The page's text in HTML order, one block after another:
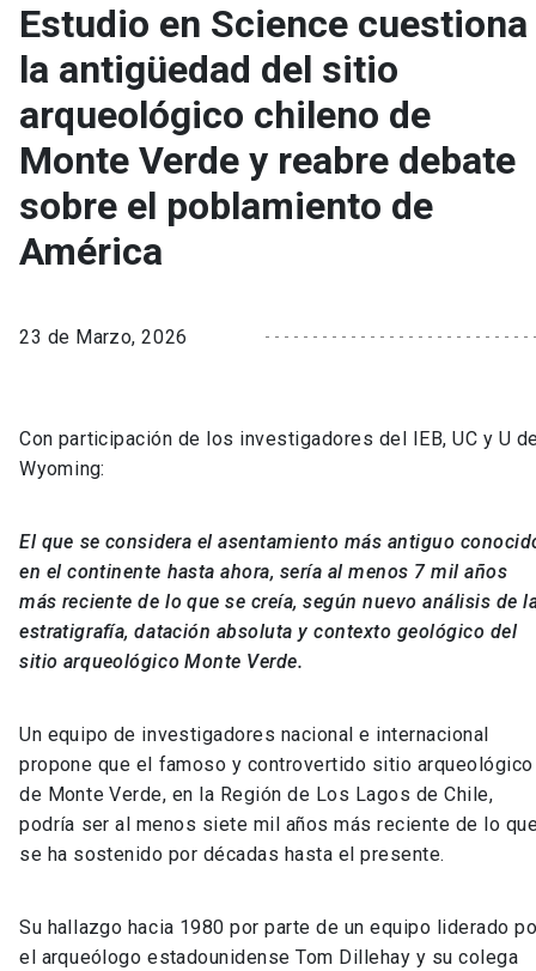
Estudio en Science cuestiona
la antigüedad del sitio
arqueológico chileno de
Monte Verde y reabre debate
sobre el poblamiento de
América
23 de Marzo, 2026
Con participación de los investigadores del IEB, UC y U
Wyoming:
El que se considera el asentamiento más antiguo
en el continente hasta ahora, sería al menos 7 mil años
más reciente de lo que se creía, según nuevo análisis de
estratigrafía, datación absoluta y contexto geológico del
sitio arqueológico Monte Verde.
Un equipo de investigadores nacional e internacional
propone que el famoso y controvertido sitio arqueológico
de Monte Verde, en la Región de Los Lagos de Chile,
podría ser al menos siete mil años más reciente de lo
se ha sostenido por décadas hasta el presente.
Su hallazgo hacia 1980 por parte de un equipo liderado
el arqueólogo estadounidense Tom Dillehay y su colega